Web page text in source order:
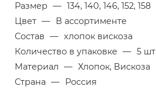
Размер — 134, 140, 146, 152, 158
Цвет — В ассортименте
Состав — хлопок вискоза
Количество в упаковке — 5 шт
Материал — Хлопок, Вискоза
Страна — Россия